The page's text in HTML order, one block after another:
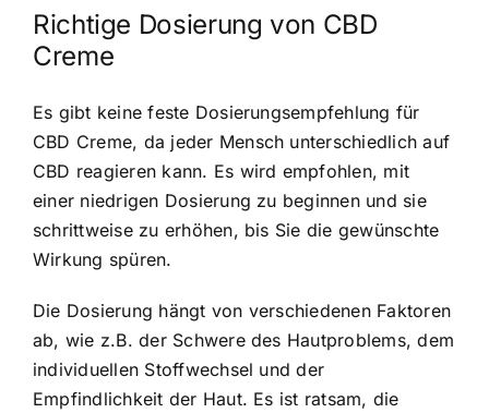
Richtige Dosierung von CBD
Creme
Es gibt keine feste Dosierungsempfehlung für
CBD Creme, da jeder Mensch unterschiedlich auf
CBD reagieren kann. Es wird empfohlen, mit
einer niedrigen Dosierung zu beginnen und sie
schrittweise zu erhöhen, bis Sie die gewünschte
Wirkung spüren.
Die Dosierung hängt von verschiedenen Faktoren
ab, wie z.B. der Schwere des Hautproblems, dem
individuellen Stoffwechsel und der
Empfindlichkeit der Haut. Es ist ratsam, die